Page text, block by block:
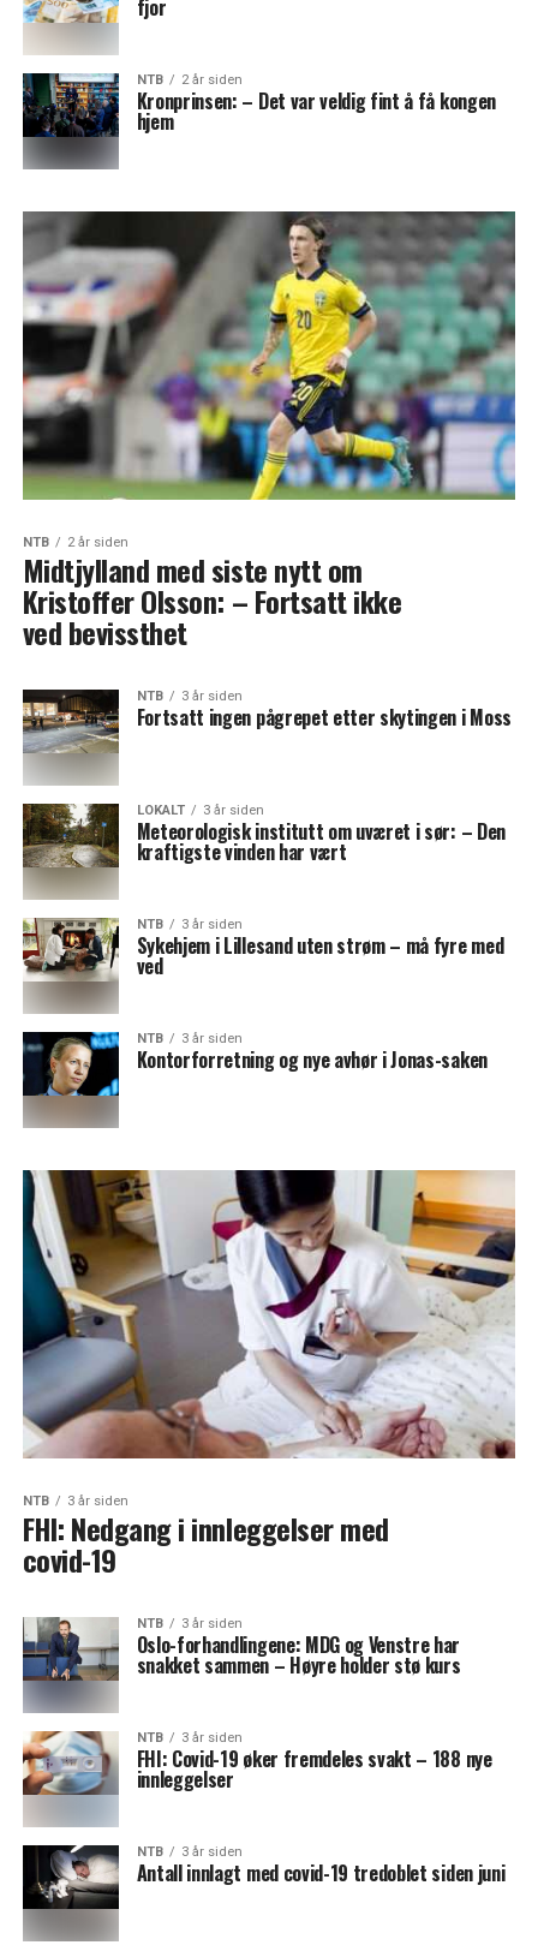
fjor
NTB 2 år siden
Kronprinsen: – Det var veldig fint å få kongen
hjem
NTB 2 år siden
Midtjylland med siste nytt om
Kristoffer Olsson: – Fortsatt ikke
ved bevissthet
NTB 3 år siden
Fortsatt ingen pågrepet etter skytingen i Moss
LOKALT 3 år siden
Meteorologisk institutt om uværet i sør: – Den
kraftigste vinden har vært
NTB 3 år siden
Sykehjem i Lillesand uten strøm – må fyre med
ved
NTB 3 år siden
Kontorforretning og nye avhør i Jonas-saken
NTB 3 år siden
FHI: Nedgang i innleggelser med
covid-19
NTB 3 år siden
Oslo-forhandlingene: MDG og Venstre har
snakket sammen – Høyre holder stø kurs
NTB 3 år siden
FHI: Covid-19 øker fremdeles svakt – 188 nye
innleggelser
NTB 3 år siden
Antall innlagt med covid-19 tredoblet siden juni